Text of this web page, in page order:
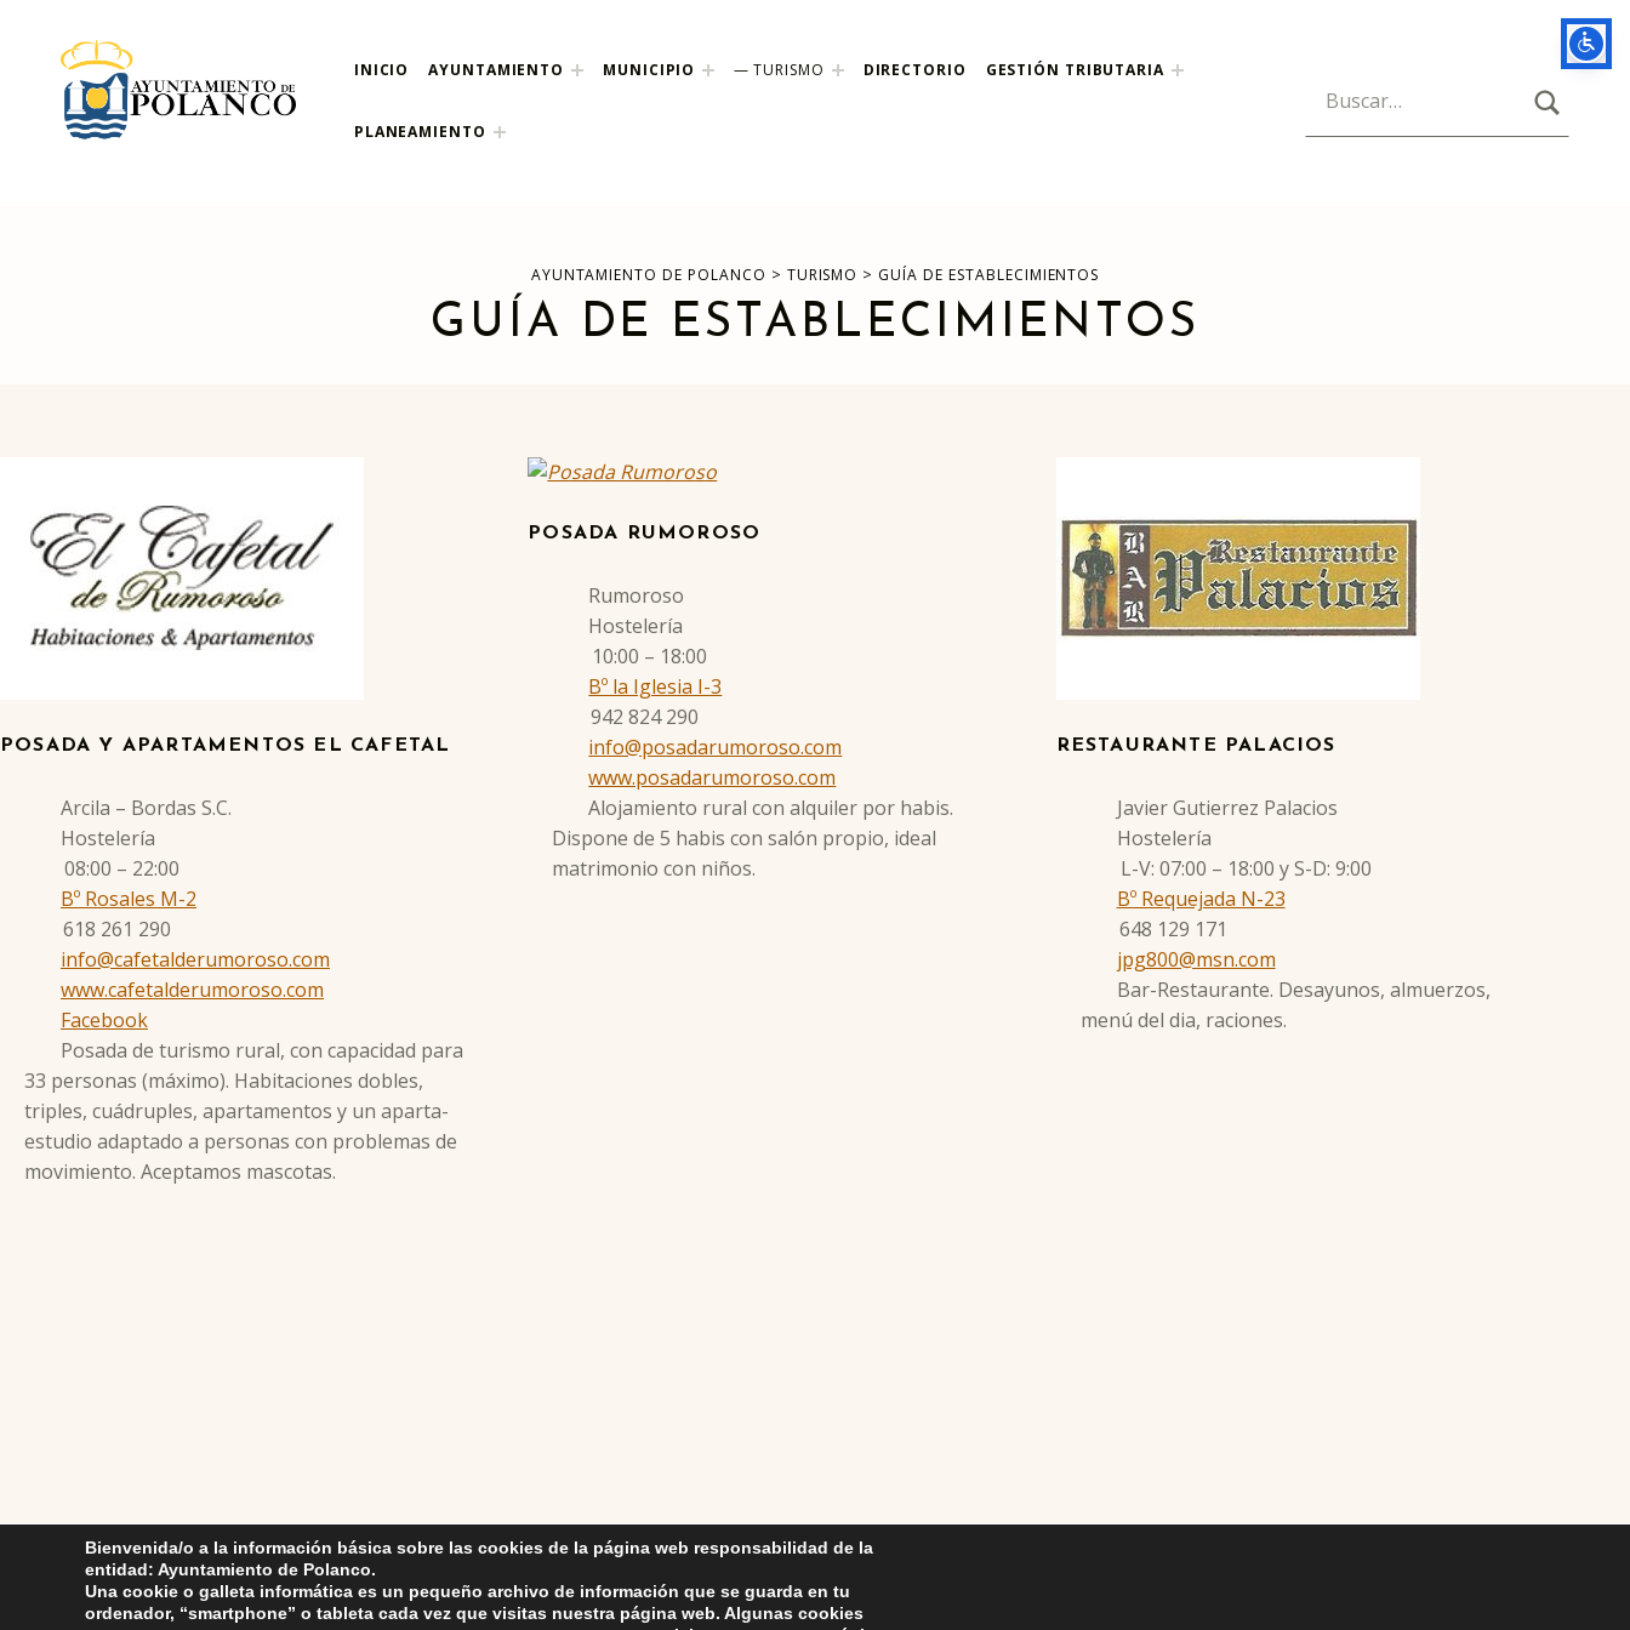
ayuntamiento de polanco
AYUNTAMIENTO DE POLANCO
INICIO AYUNTAMIENTO MUNICIPIO TURISMO DIRECTORIO GESTIÓN TRIBUTARIA
PLANEAMIENTO
Búsqueda para:
AYUNTAMIENTO DE POLANCO > TURISMO > GUÍA DE ESTABLECIMIENTOS
GUÍA DE ESTABLECIMIENTOS
POSADA Y APARTAMENTOS EL CAFETAL
Arcila – Bordas S.C.
Hostelería
08:00 – 22:00
Bº Rosales M-2
618 261 290
info@cafetalderumoroso.com
www.cafetalderumoroso.com
Facebook
Posada de turismo rural, con capacidad para
33 personas (máximo). Habitaciones dobles,
triples, cuádruples, apartamentos y un aparta-
estudio adaptado a personas con problemas de
movimiento. Aceptamos mascotas.
POSADA RUMOROSO
Rumoroso
Hostelería
10:00 – 18:00
Bº la Iglesia I-3
942 824 290
info@posadarumoroso.com
www.posadarumoroso.com
Alojamiento rural con alquiler por habis.
Dispone de 5 habis con salón propio, ideal
matrimonio con niños.
RESTAURANTE PALACIOS
Javier Gutierrez Palacios
Hostelería
L-V: 07:00 – 18:00 y S-D: 9:00
Bº Requejada N-23
648 129 171
jpg800@msn.com
Bar-Restaurante. Desayunos, almuerzos,
menú del dia, raciones.
Skip back to main navigation
Bienvenida/o a la información básica sobre las cookies de la página web responsabilidad de la
entidad: Ayuntamiento de Polanco.
Una cookie o galleta informática es un pequeño archivo de información que se guarda en tu
ordenador, “smartphone” o tableta cada vez que visitas nuestra página web. Algunas cookies